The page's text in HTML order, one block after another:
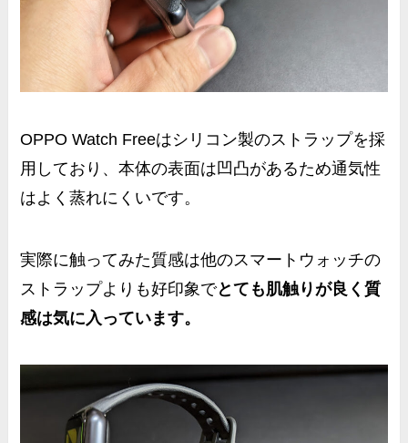
OPPO Watch Freeはシリコン製のストラップを採
用しており、本体の表面は凹凸があるため通気性
はよく蒸れにくいです。
実際に触ってみた質感は他のスマートウォッチの
ストラップよりも好印象でとても肌触りが良く質
感は気に入っています。